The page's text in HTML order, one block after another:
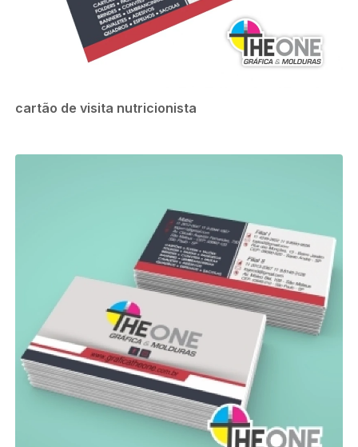
cartão de visita nutricionista